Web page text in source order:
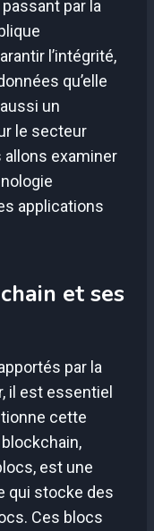
par la
l’intégrité,
qu’elle
un
le secteur
allons examiner
applications
et ses
par la
il est essentiel
cette
est une
qui stocke des
Ces blocs